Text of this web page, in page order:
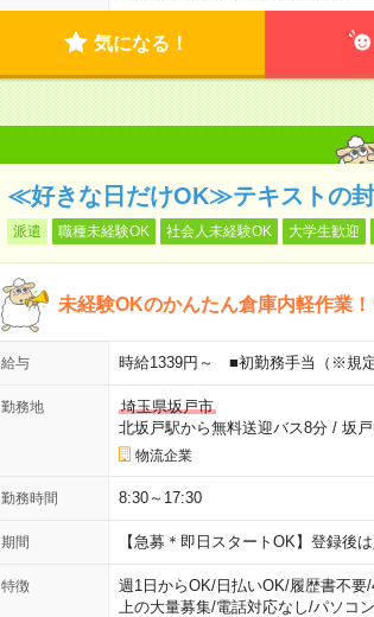
気になる！
≪好きな日だけOK≫テキストの封
派遣 職種未経験OK 社会人未経験OK 大学生歓迎
未経験OKのかんたん倉庫内軽作業
給与 時給1339円～ ■初勤務手当（※規定
勤務地
埼玉県坂戸市
北坂戸駅から無料送迎バス8分/ 坂
物流企業
勤務時間 8:30～17:30
期間 【急募＊即日スタートOK】登録後
特徴 週1日からOK/日払いOK/履歴書不要/
上の大量募集/電話対応なし/パソコ